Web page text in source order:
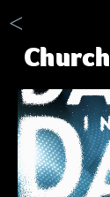
<
Church